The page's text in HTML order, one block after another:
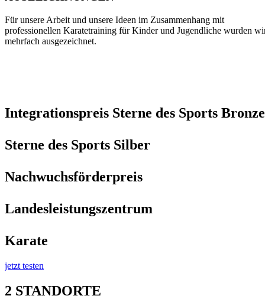
Für unsere Arbeit und unsere Ideen im Zusammenhang mit
professionellen Karatetraining für Kinder und Jugendliche wurden
mehrfach ausgezeichnet.
Integrationspreis Sterne des Sports Bronze
Sterne des Sports Silber
Nachwuchsförderpreis
Landesleistungszentrum
Karate
jetzt testen
2 STANDORTE